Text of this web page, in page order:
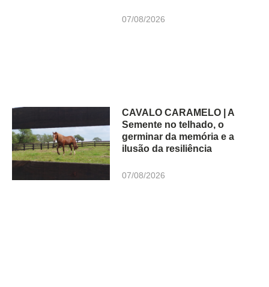
07/08/2026
CAVALO CARAMELO | A
Semente no telhado, o
germinar da memória e a
ilusão da resiliência
07/08/2026